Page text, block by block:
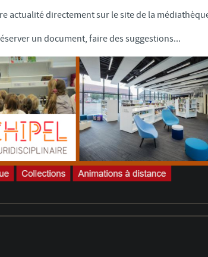
actualité directement sur le site de la
un document, faire des suggestions...